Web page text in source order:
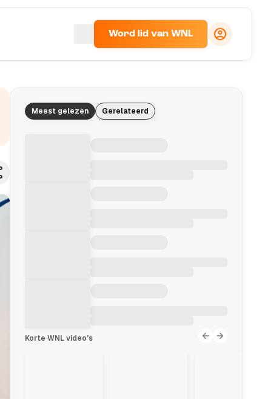
Word lid van WNL
Meest gelezen Gerelateerd
Korte WNL video's